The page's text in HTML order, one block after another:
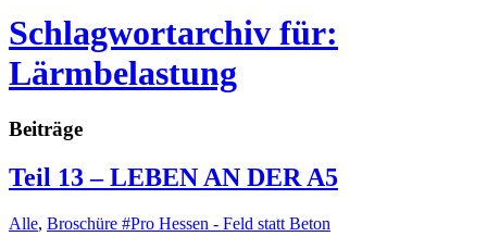
Schlagwortarchiv für:
Lärmbelastung
Beiträge
Teil 13 – LEBEN AN DER A5
Alle, Broschüre #Pro Hessen - Feld statt Beton